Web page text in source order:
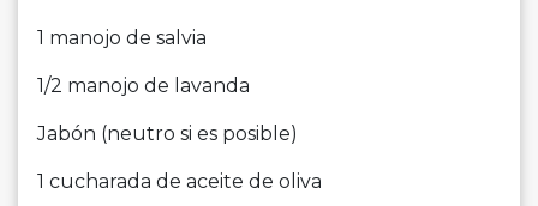
1 manojo de salvia
1/2 manojo de lavanda
Jabón (neutro si es posible)
1 cucharada de aceite de oliva